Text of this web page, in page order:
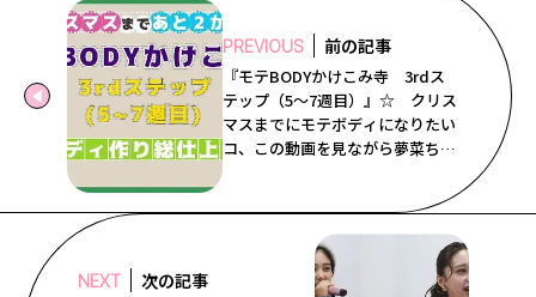
Follow us
ST member
新規会員登録・ログイン
PREVIOUS 前の記事
『モテBODYかけこみ寺 3rdス
テップ（5～7週目）』☆ クリス
マスまでにモテボディになりたい
コ、この動画を見ながら夢菜ちゃ
んと一緒にがんばろー♡ ST12
月号では動画には入っていないパ
ーツも紹介しているから要チェッ
NEXT 次の記事